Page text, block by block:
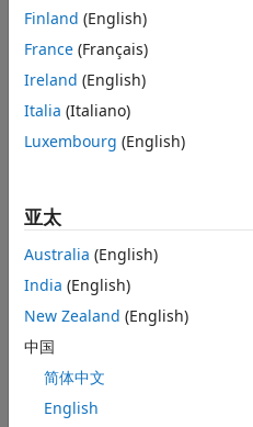
请考虑代表直线方程 y = mx +
每个模块都有它自己的对话框
杂。为了简化用户界面，可在
Finland (English)
France (Français)
Ireland (English)
Italia (Italiano)
Luxembourg (English)
亚太
Australia (English)
India (English)
New Zealand (English)
中国
简体中文
English